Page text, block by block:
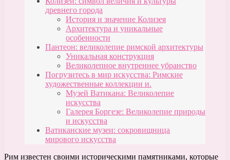
древнего города
История и значение Колизея
Архитектура и уникальные
особенности
Пантеон: великолепие римской архитектуры
Уникальная конструкция
Великолепное внутреннее убранство
Погрузитесь в мир искусства: Римские
художественные коллекции и.
Музей Ватикана: Великолепие
искусства
Галерея Боргезе: Великолепие природы
и искусства
Ватиканские музеи: сокровищница
мирового искусства
Рим известен своими историческими памятниками, которые